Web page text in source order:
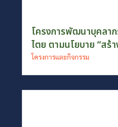
ไตย ตามนโยบาย “สร้
โครงการและกิจกรรม